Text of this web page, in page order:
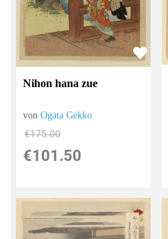
Nihon hana zue
vonOgata Gekko
€175.00
€101.50